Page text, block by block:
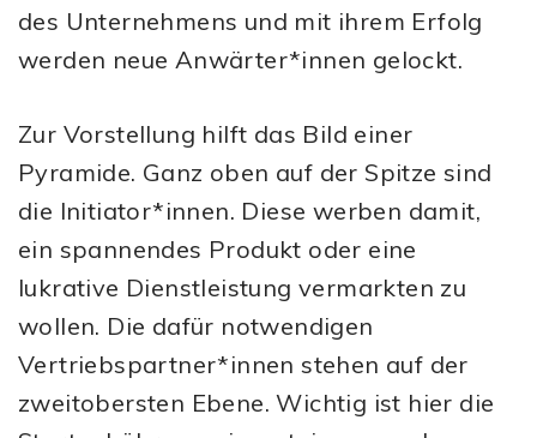
des Unternehmens und mit ihrem Erfolg
werden neue Anwärter*innen gelockt.
Zur Vorstellung hilft das Bild einer
Pyramide. Ganz oben auf der Spitze sind
die Initiator*innen. Diese werben damit,
ein spannendes Produkt oder eine
lukrative Dienstleistung vermarkten zu
wollen. Die dafür notwendigen
Vertriebspartner*innen stehen auf der
zweitobersten Ebene. Wichtig ist hier die